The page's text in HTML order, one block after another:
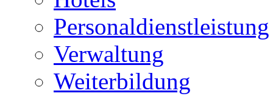
Personaldienstleistung
Verwaltung
Weiterbildung